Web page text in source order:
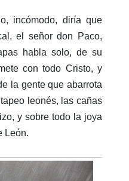
incómodo, diría que
el señor don Paco,
habla solo, de su
con todo Cristo, y
la gente que abarrota
leonés, las cañas
y sobre todo la joya
León.